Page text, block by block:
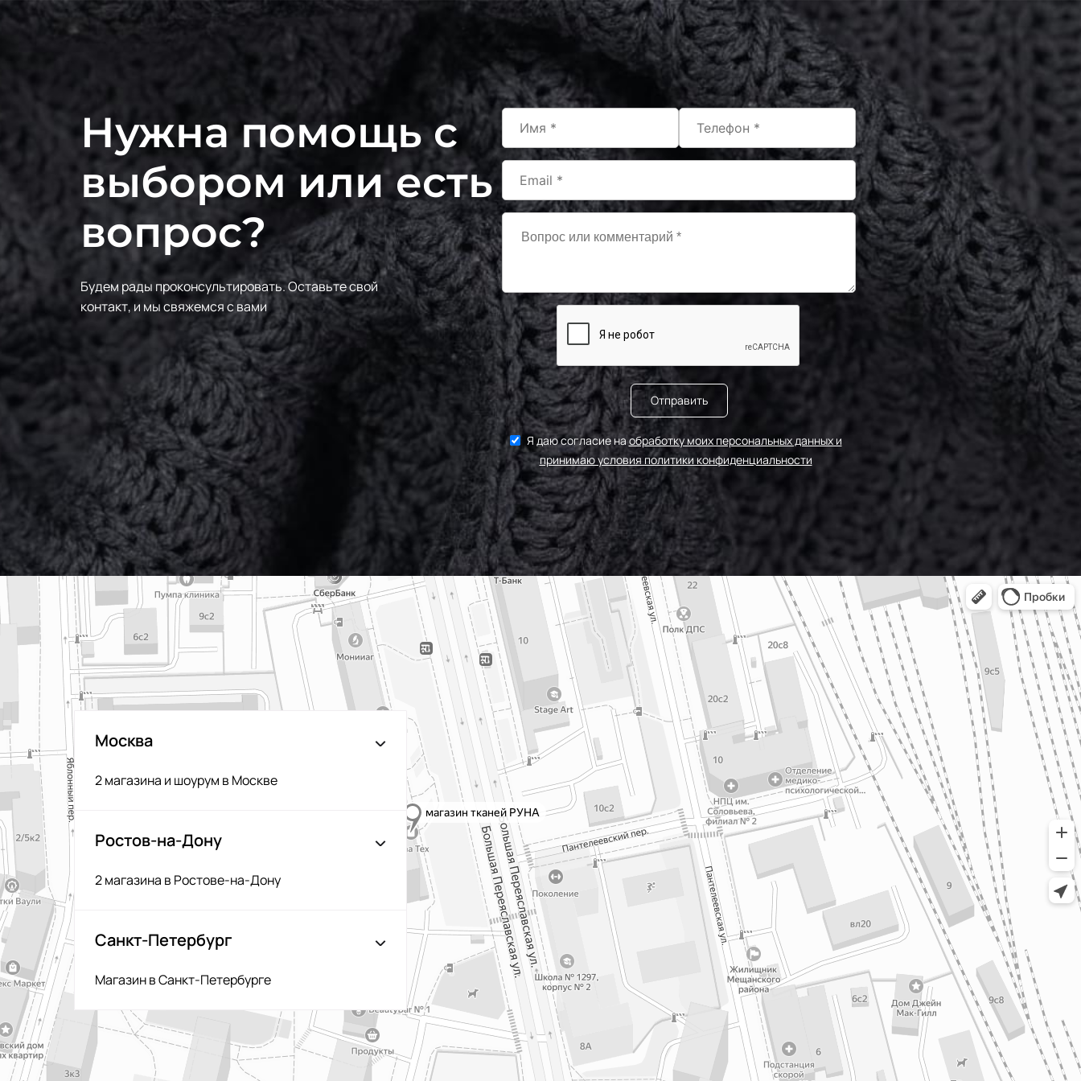
Нужна помощь с
выбором или есть
вопрос?
Будем рады проконсультировать.Оставьте свой
контакт, и мы свяжемся с вами
Отправить
Я даю согласие наобработку моих персональных данных и
принимаю условия политики конфиденциальности
Москва
2 магазина и шоурум в Москве
Ростов-на-Дону
2 магазина в Ростове-на-Дону
Санкт-Петербург
Магазин в Санкт-Петербурге